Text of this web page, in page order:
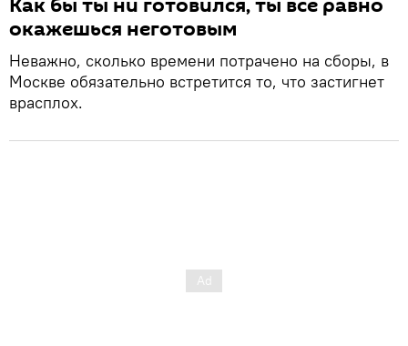
окажешься неготовым
Неважно, сколько времени потрачено на сборы, в
Москве обязательно встретится то, что застигнет
врасплох.